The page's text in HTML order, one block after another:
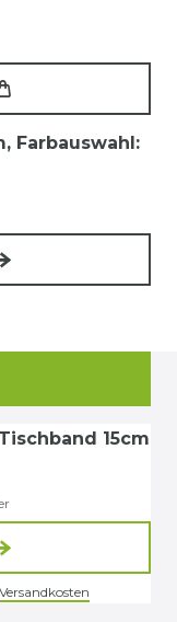
, Farbauswahl:
15cm
Versandkosten